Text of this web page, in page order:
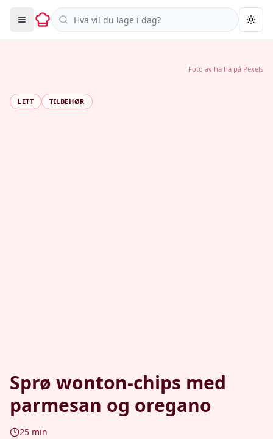
Søk i oppskrifter
LETT TILBEHØR
Sprø wonton-chips med
parmesan og oregano
25 min
Foto av ha ha på Pexels